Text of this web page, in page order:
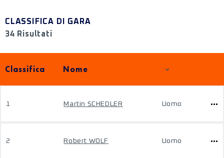
CLASSIFICA DI GARA
34 Risultati
Classifica Nome
1 Martin SCHEDLER Uomo
2 Robert WOLF Uomo